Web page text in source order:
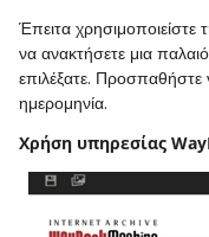
Έπειτα χρησιμοποιείστε
να ανακτήσετε μια
επιλέξατε. Προσπαθήστε
ημερομηνία.
Χρήση υπηρεσίας